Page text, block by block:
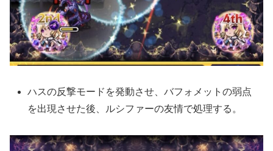
ハスの反撃モードを発動させ、バフォメットの弱点
を出現させた後、ルシファーの友情で処理する。